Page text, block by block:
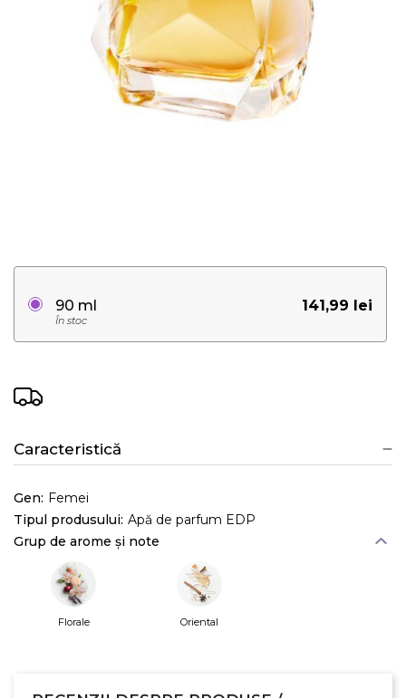
141,99 lei
90 ml
În stoc
Caracteristică
Gen: Femei
Tipul produsului: Apă de parfum EDP
Grup de arome și note
Florale Oriental